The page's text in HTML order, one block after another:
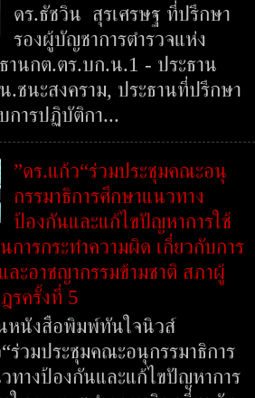
ดร.ธัชวิน สุรเศรษฐ ที่ปรึกษา
รองผู้บัญชาการตำรวจแห่ง
านกต.ตร.บก.น.1 - ประธาน
.ชนะสงคราม, ประธานที่ปรึกษา
การปฏิบัติกา...
”ดร.แก้ว“ร่วมประชุมคณะอนุ
กรรมาธิการศึกษาแนวทาง
ป้องกันและแก้ไขปัญหาการใช้
การกระทำความผิด เกี่ยวกับการ
ละอาชญากรรมข้ามชาติ สภาผู้
รครั้งที่ 5
หนังสือพิมพ์ทันใจนิวส์
ร่วมประชุมคณะอนุกรรมาธิการ
ทางป้องกันและแก้ไขปัญหาการ